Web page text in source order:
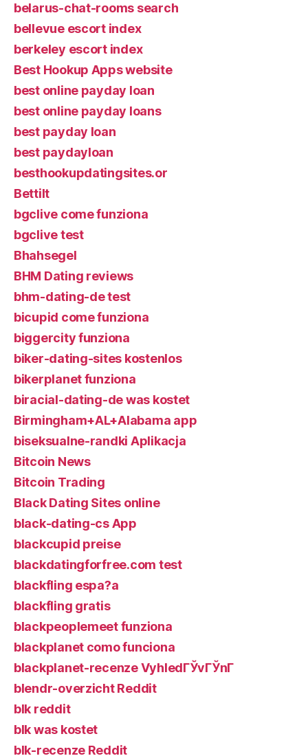
belarus-chat-rooms search
bellevue escort index
berkeley escort index
Best Hookup Apps website
best online payday loan
best online payday loans
best payday loan
best paydayloan
besthookupdatingsites.or
Bettilt
bgclive come funziona
bgclive test
Bhahsegel
BHM Dating reviews
bhm-dating-de test
bicupid come funziona
biggercity funziona
biker-dating-sites kostenlos
bikerplanet funziona
biracial-dating-de was kostet
Birmingham+AL+Alabama app
biseksualne-randki Aplikacja
Bitcoin News
Bitcoin Trading
Black Dating Sites online
black-dating-cs App
blackcupid preise
blackdatingforfree.com test
blackfling espa?a
blackfling gratis
blackpeoplemeet funziona
blackplanet como funciona
blackplanet-recenze VyhledГЎvГЎnГ­
blendr-overzicht Reddit
blk reddit
blk was kostet
blk-recenze Reddit